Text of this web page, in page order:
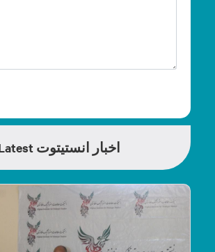
Latest اخبار انستیتوت